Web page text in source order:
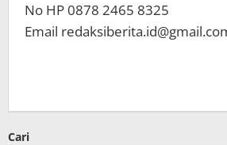
No HP 0878 2465 8325
Email
Cari